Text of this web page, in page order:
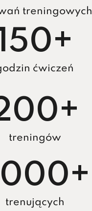
treningowych
+
ćwiczeń
+
treningów
+
trenujących